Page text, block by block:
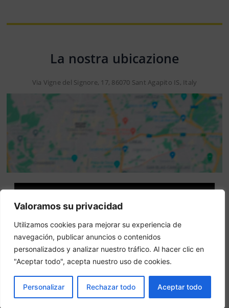
Valoramos su privacidad
Utilizamos cookies para mejorar su experiencia de
navegación, publicar anuncios o contenidos
personalizados y analizar nuestro tráfico. Al hacer clic en
"Aceptar todo", acepta nuestro uso de cookies.
Personalizar Rechazar todo Aceptar todo
La nostra ubicazione
Via Vigne del Signore, 17, 86070 Sant Agapito IS, Italy
contiene informazioni sull hotel e offre un servizio di
prenotazione online.
Siete il proprietario di questo sito web?–
Altri hotel in città
PRENOTA